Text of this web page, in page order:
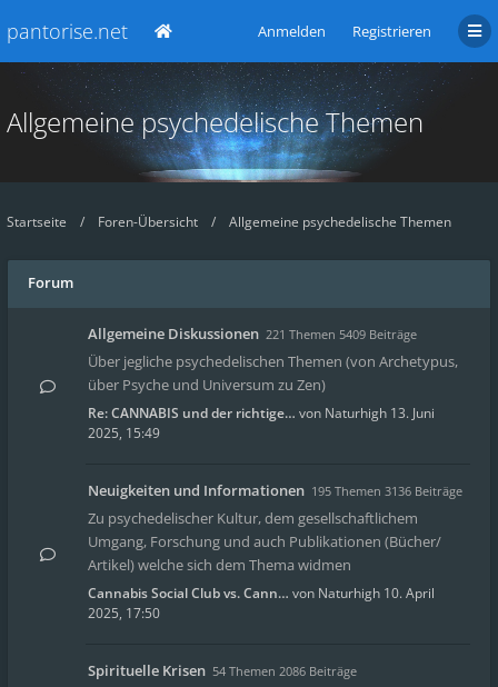
pantorise.net Anmelden Registrieren
Allgemeine psychedelische Themen
Startseite Foren-Übersicht Allgemeine psychedelische Themen
Forum
Allgemeine Diskussionen 221 Themen 5409 Beiträge
Über jegliche psychedelischen Themen (von Archetypus,
über Psyche und Universum zu Zen)
Re: CANNABIS und der richtige… von Naturhigh 13. Juni
2025, 15:49
Neuigkeiten und Informationen 195 Themen 3136 Beiträge
Zu psychedelischer Kultur, dem gesellschaftlichem
Umgang, Forschung und auch Publikationen (Bücher/
Artikel) welche sich dem Thema widmen
Cannabis Social Club vs. Cann… von Naturhigh 10. April
2025, 17:50
Spirituelle Krisen 54 Themen 2086 Beiträge